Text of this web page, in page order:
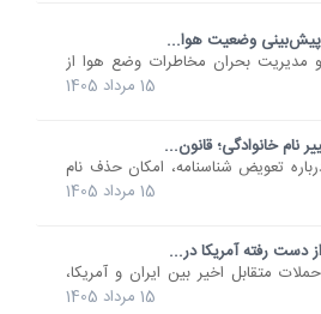
پیش‌بینی وضعیت هوا...
بحران مخاطرات وضع هوا از
15 مرداد 1405
نام خانوادگی؛ قانون...
تعویض شناسنامه، امکان حذف نام
15 مرداد 1405
دست رفته آمریکا در...
متقابل اخیر بین ایران و آمریکا،
15 مرداد 1405